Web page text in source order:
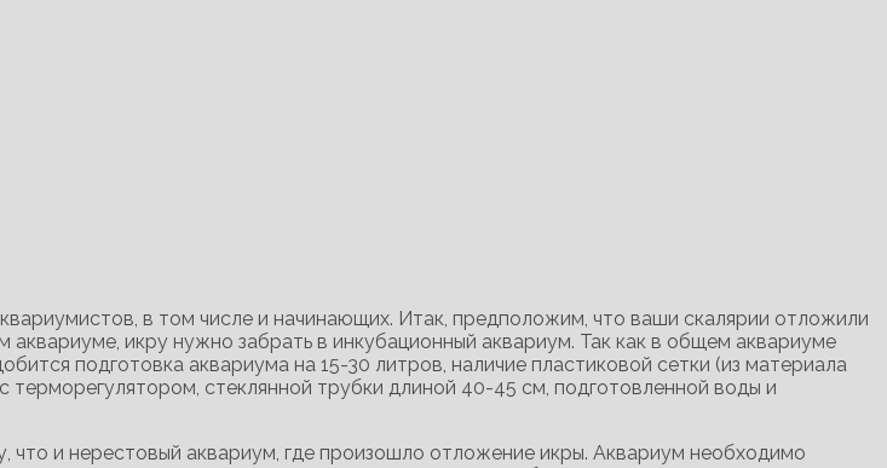
в том числе и начинающих. Итак, предположим, что ваши скалярии отложили
икру нужно забрать в инкубационный аквариум. Так как в общем аквариуме
подготовка аквариума на 15-30 литров, наличие пластиковой сетки (из материала
стеклянной трубки длиной 40-45 см, подготовленной воды и
и нерестовый аквариум, где произошло отложение икры. Аквариум необходимо